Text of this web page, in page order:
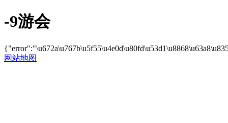
-9游会
网站地图